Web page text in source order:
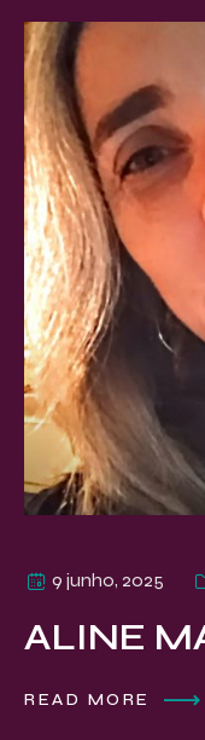
9 junho, 2025
ALINE
READ MORE